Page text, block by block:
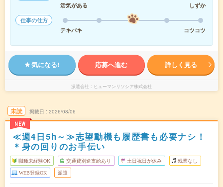
活気がある
しずか
仕事の仕方
テキパキ
コツコツ
気になる! 応募へ進む 詳しく見る
派遣会社 ヒューマンリソシア株式会社
未読
NEW
掲載日 2026/08/06
≪週4日5h～≫志望動機も履歴書も必要ナシ！
＊身の回りのお手伝い
職種未経験OK 交通費別途支給あり 土日祝日が休み 残業なし
WEB登録OK 派遣